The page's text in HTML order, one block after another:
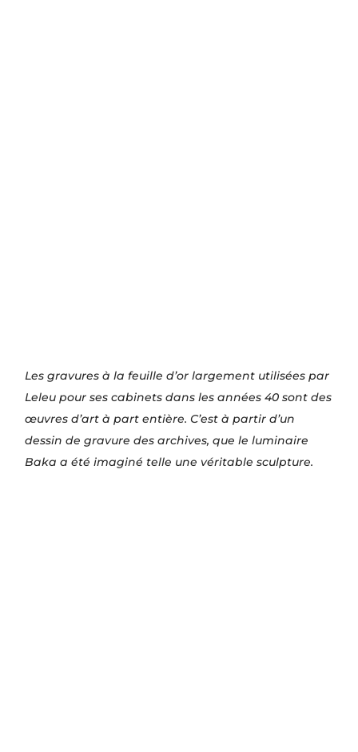
Les gravures à la feuille d’or largement utilisées par
Leleu pour ses cabinets dans les années 40 sont des
œuvres d’art à part entière. C’est à partir d’un
dessin de gravure des archives, que le luminaire
Baka a été imaginé telle une véritable sculpture.